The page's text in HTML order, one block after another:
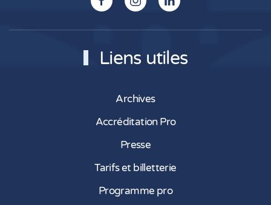
Liens utiles
Archives
Accréditation Pro
Presse
Tarifs et billetterie
Programme pro